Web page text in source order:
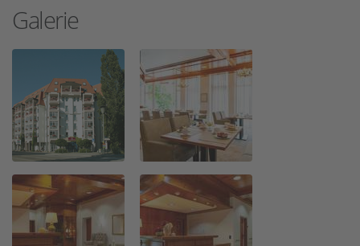
Galerie